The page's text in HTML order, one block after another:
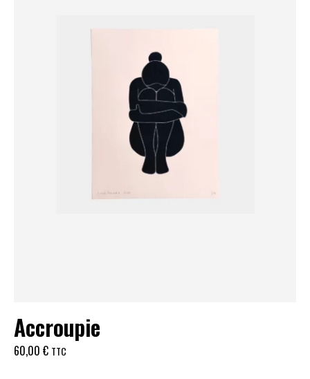
Accroupie
60,00 € TTC